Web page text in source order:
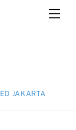
JAKARTA